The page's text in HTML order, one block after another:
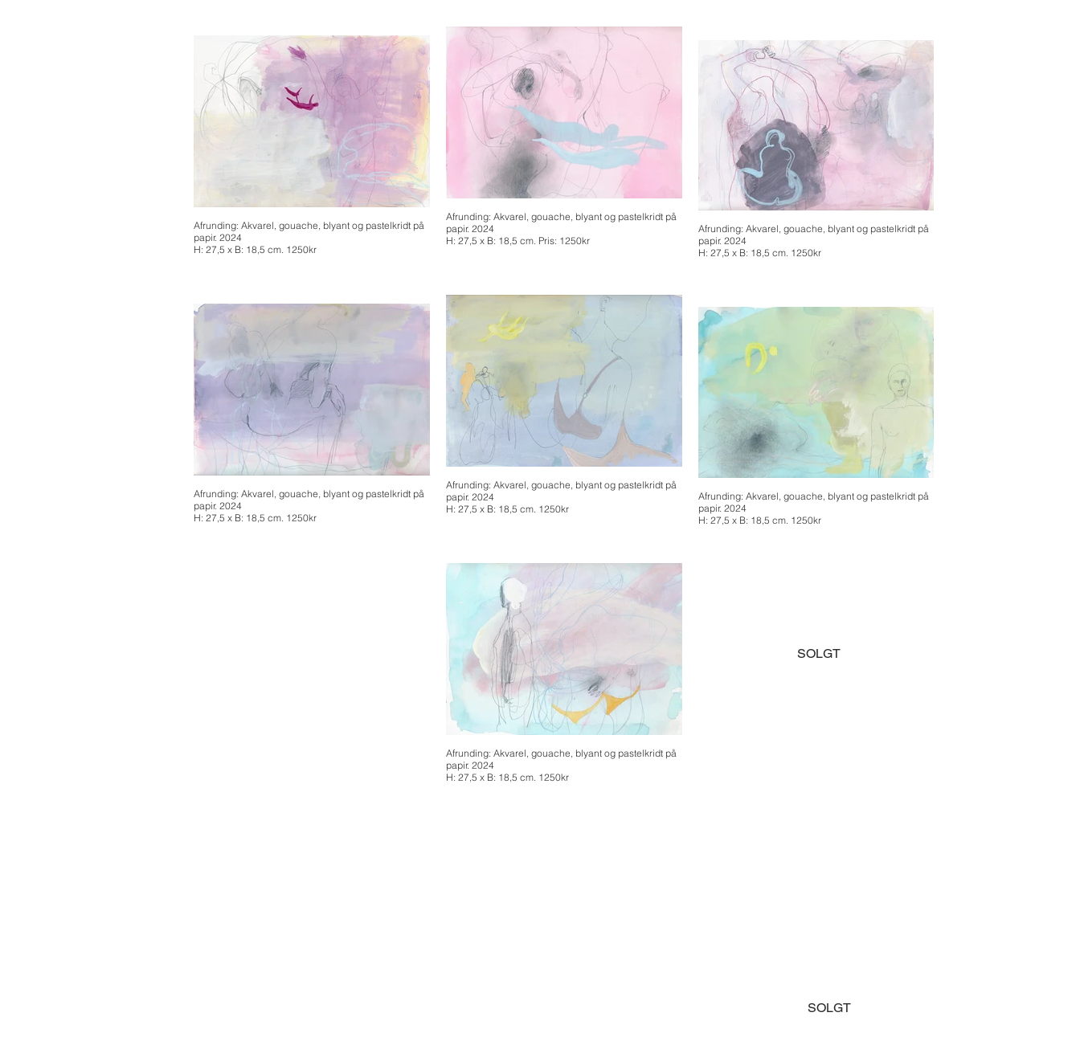
Afrunding: Akvarel, gouache, blyant og pastelkridt på
papir. 2024
H: 27,5 x B: 18,5 cm. Pris: 1250kr
Afrunding: Akvarel, gouache, blyant og pastelkridt på
papir. 2024
H: 27,5 x B: 18,5 cm. 1250kr
Afrunding: Akvarel, gouache, blyant og pastelkridt på
papir. 2024
H: 27,5 x B: 18,5 cm. 1250kr
Afrunding: Akvarel, gouache, blyant og pastelkridt på
papir. 2024
H: 27,5 x B: 18,5 cm. 1250kr
Afrunding: Akvarel, gouache, blyant og pastelkridt på
papir. 2024
H: 27,5 x B: 18,5 cm. 1250kr
Afrunding: Akvarel, gouache, blyant og pastelkridt på
papir. 2024
H: 27,5 x B: 18,5 cm. 1250kr
Afrunding: Akvarel, gouache, blyant og pastelkridt på
papir. 2024
H: 27,5 x B: 18,5 cm. 1250kr
SOLGT
SOLGT